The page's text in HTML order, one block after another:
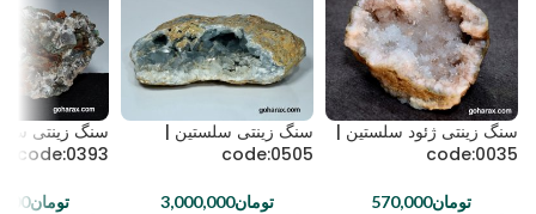
سنگ زینتی ژئود سلستین |
code:0035
تومان570,000
سنگ زینتی سلستین |
code:0505
تومان3,000,000
سنگ زینتی
code:0393
تومان